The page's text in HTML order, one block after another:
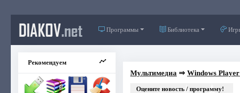
DIAKOV.net Программы Библиотека
Рекомендуем
Мультимедиа ⇒ Windows
Оцените новость / программу!